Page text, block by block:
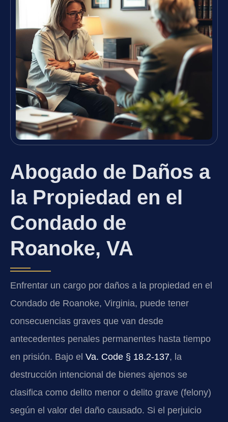
Abogado de Daños a
la Propiedad en el
Condado de
Roanoke, VA
Enfrentar un cargo por daños a la propiedad en el
Condado de Roanoke, Virginia, puede tener
consecuencias graves que van desde
antecedentes penales permanentes hasta tiempo
en prisión. Bajo el Va. Code § 18.2-137, la
destrucción intencional de bienes ajenos se
clasifica como delito menor o delito grave (felony)
según el valor del daño causado. Si el perjuicio